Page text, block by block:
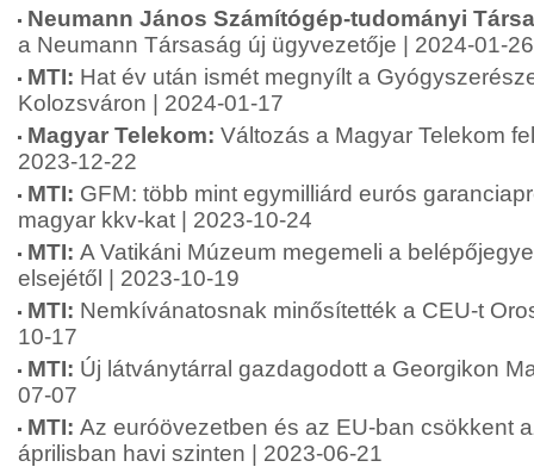
Neumann János Számítógép-tudományi
a Neumann Társaság új ügyvezetője | 2024-01-26
MTI: Hat év után ismét megnyílt a
Kolozsváron | 2024-01-17
Magyar Telekom: Változás a Magyar Telekom
2023-12-22
MTI: GFM: több mint egymilliárd eurós
magyar kkv-kat | 2023-10-24
MTI: A Vatikáni Múzeum megemeli a
elsejétől | 2023-10-19
MTI: Nemkívánatosnak minősítették a CEU-t
10-17
MTI: Új látványtárral gazdagodott a Georgikon
07-07
MTI: Az euróövezetben és az EU-ban csökkent
áprilisban havi szinten | 2023-06-21